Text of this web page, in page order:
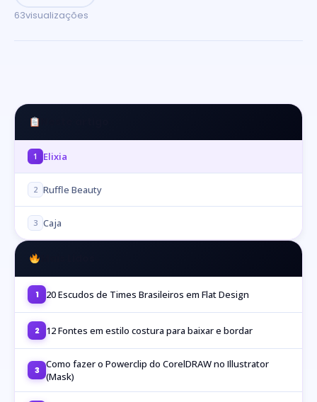
63visualizações
1 Elixia
2 Ruffle Beauty
3 Caja
1 20 Escudos de Times Brasileiros em Flat Design
2 12 Fontes em estilo costura para baixar e bordar
3 Como fazer o Powerclip do CorelDRAW no Illustrator
(Mask)